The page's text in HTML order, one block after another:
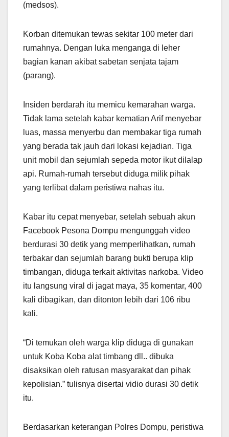
(medsos).
Korban ditemukan tewas sekitar 100 meter dari
rumahnya. Dengan luka menganga di leher
bagian kanan akibat sabetan senjata tajam
(parang).
Insiden berdarah itu memicu kemarahan warga.
Tidak lama setelah kabar kematian Arif menyebar
luas, massa menyerbu dan membakar tiga rumah
yang berada tak jauh dari lokasi kejadian. Tiga
unit mobil dan sejumlah sepeda motor ikut dilalap
api. Rumah-rumah tersebut diduga milik pihak
yang terlibat dalam peristiwa nahas itu.
Kabar itu cepat menyebar, setelah sebuah akun
Facebook Pesona Dompu mengunggah video
berdurasi 30 detik yang memperlihatkan, rumah
terbakar dan sejumlah barang bukti berupa klip
timbangan, diduga terkait aktivitas narkoba. Video
itu langsung viral di jagat maya, 35 komentar, 400
kali dibagikan, dan ditonton lebih dari 106 ribu
kali.
“Di temukan oleh warga klip diduga di gunakan
untuk Koba Koba alat timbang dll.. dibuka
disaksikan oleh ratusan masyarakat dan pihak
kepolisian.” tulisnya disertai vidio durasi 30 detik
itu.
Berdasarkan keterangan Polres Dompu, peristiwa